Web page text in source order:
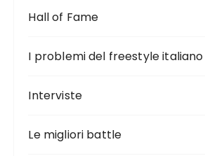
Hall of Fame
I problemi del freestyle italiano
Interviste
Le migliori battle